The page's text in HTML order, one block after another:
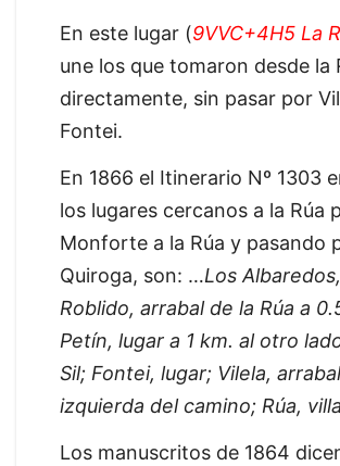
En este lugar (9VVC+4H5 La
une los que tomaron desde la
directamente, sin pasar por
Fontei.
En 1866 el Itinerario Nº 1303
los lugares cercanos a la Rúa
Monforte a la Rúa y pasando
Quiroga, son: …Los
Roblido, arrabal de la Rúa a
Petín, lugar a 1 km. al otro
Sil; Fontei, lugar; Vilela,
izquierda del camino; Rúa, villa
Los manuscritos de 1864